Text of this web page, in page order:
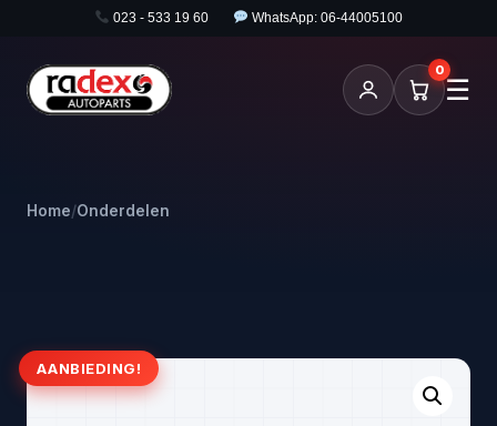
023 - 533 19 60 WhatsApp: 06-44005100
0
☰
Home/Onderdelen
AANBIEDING!